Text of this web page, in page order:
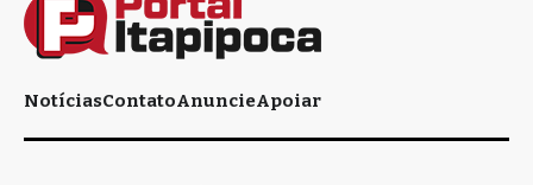
NotíciasContatoAnuncieApoiar